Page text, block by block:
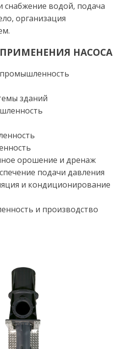
снабжение водой, подача
организация
ПРИМЕНЕНИЯ НАСОСА
промышленность
зданий
орошение и дренаж
подачи давления
и кондиционирование
и производство